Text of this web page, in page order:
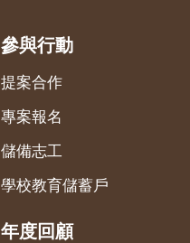
參與行動
提案合作
專案報名
儲備志工
學校教育儲蓄戶
年度回顧